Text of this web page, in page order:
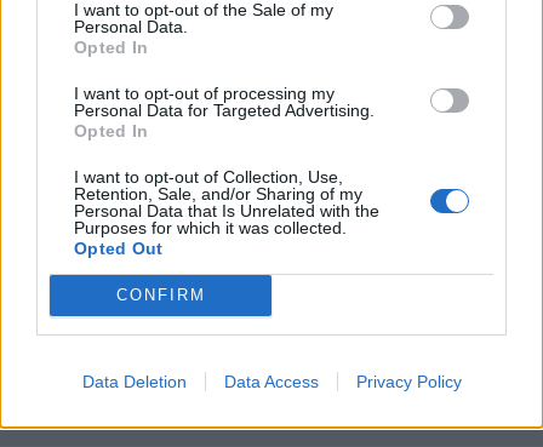
I want to opt-out of the Sale of my
Personal Data.
Opted In
I want to opt-out of processing my
Personal Data for Targeted Advertising.
Opted In
I want to opt-out of Collection, Use,
Retention, Sale, and/or Sharing of my
Personal Data that Is Unrelated with the
Purposes for which it was collected.
Opted Out
CONFIRM
Data Deletion Data Access Privacy Policy
newsletter
Commenti
Accedi oregistrati
articolo.
L'email è richiesta ma non verrà mostrata ai visitatori. Il contenuto di questo
possono essere automaticamente pubblicati senza filtro preventivo. I commenti
che includano uno o più link a siti esterni verranno rimossi in automatico dal